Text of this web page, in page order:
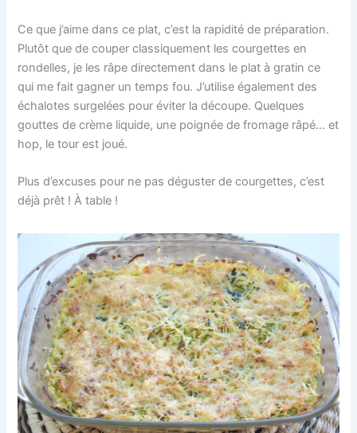
Ce que j’aime dans ce plat, c’est la rapidité de préparation.
Plutôt que de couper classiquement les courgettes en
rondelles, je les râpe directement dans le plat à gratin ce
qui me fait gagner un temps fou. J’utilise également des
échalotes surgelées pour éviter la découpe. Quelques
gouttes de crème liquide, une poignée de fromage râpé… et
hop, le tour est joué.
Plus d’excuses pour ne pas déguster de courgettes, c’est
déjà prêt ! À table !